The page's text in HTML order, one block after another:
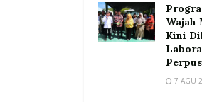
Wajah
Kini
7 AGU